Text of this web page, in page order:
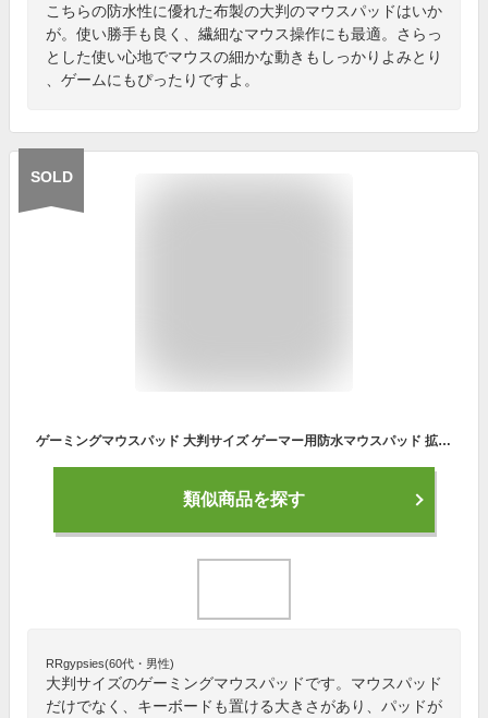
こちらの防水性に優れた布製の大判のマウスパッドはいか
が。使い勝手も良く、繊細なマウス操作にも最適。さらっ
とした使い心地でマウスの細かな動きもしっかりよみとり
、ゲームにもぴったりですよ。
SOLD
ゲーミングマウスパッド 大判サイズ ゲーマー用防水マウスパッド 拡張マウスパッド 光るマウスパッド 大きめ マウスパッド ゲーミング キーボードパッド 長め 滑り止め 800×300×4mm テレワーク 高級 おしゃれ 防水 耐久 大型 RGB 発光 LED 13モード USB給電式 黒
類似商品を探す
RRgypsies(60代・男性)
大判サイズのゲーミングマウスパッドです。マウスパッド
だけでなく、キーボードも置ける大きさがあり、パッドが